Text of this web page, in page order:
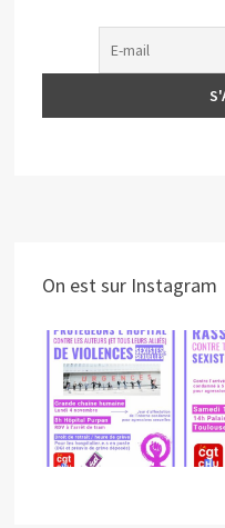
On est sur Instagram